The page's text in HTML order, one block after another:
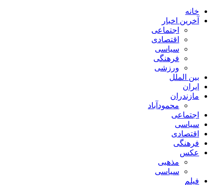
خانه
آخرین اخبار
اجتماعی
اقتصادی
سیاسی
فرهنگی
ورزشی
بین الملل
ایران
مازندران
محمودآباد
اجتماعی
سیاسی
اقتصادی
فرهنگی
عکس
مذهبی
سیاسی
فیلم